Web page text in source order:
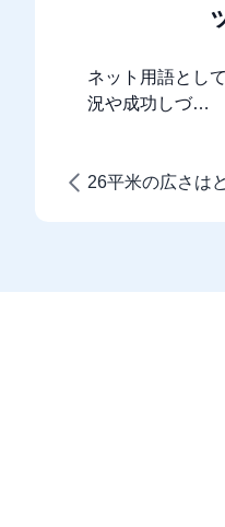
ネット用語とし
況や成功しづ…
26平米の広さは